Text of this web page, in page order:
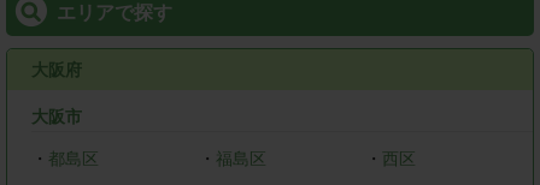
エリアで探す
大阪府
大阪市
・ 都島区 ・ 福島区 ・ 西区